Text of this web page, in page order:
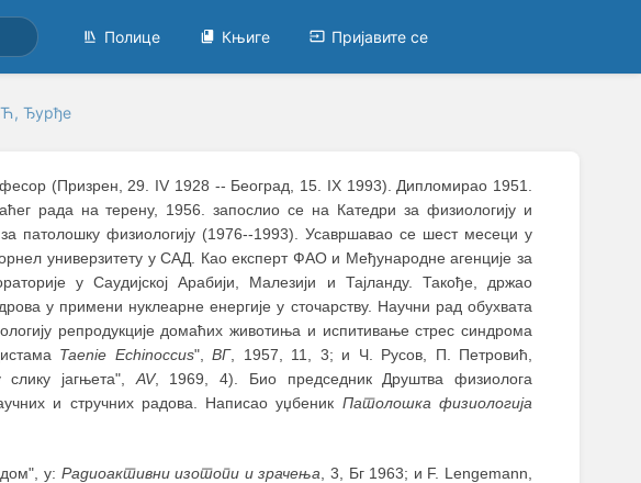
Полице Књиге Пријавите се
Ђурђе
(Призрен, 29. IV 1928 -- Београд, 15. IX 1993). Дипломирао 1951.
рада на терену, 1956. запослио се на Катедри за физиологију и
патолошку физиологију (1976--1993). Усавршавао се шест месеци у
универзитету у САД. Као експерт ФАО и Међународне агенције за
у Саудијској Арабији, Малезији и Тајланду. Такође, држао
у примени нуклеарне енергије у сточарству. Научни рад обухвата
репродукције домаћих животиња и испитивање стрес синдрома
Taenie Echinoccus", ВГ, 1957, 11, 3; и Ч. Русов, П. Петровић,
слику јагњета",AV, 1969, 4). Био председник Друштва физиолога
и стручних радова. Написао уџбеник Патолошка физиологија
у: Радиоактивни изотопи и зрачења , 3, Бг 1963; и F. Lengemann,